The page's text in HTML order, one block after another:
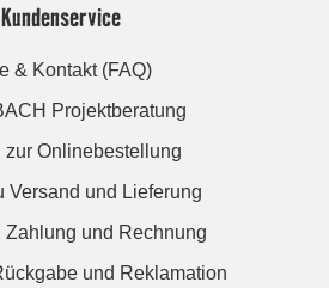
Kundenservice
& Kontakt (FAQ)
Projektberatung
zur Onlinebestellung
Versand und Lieferung
Zahlung und Rechnung
und Reklamation